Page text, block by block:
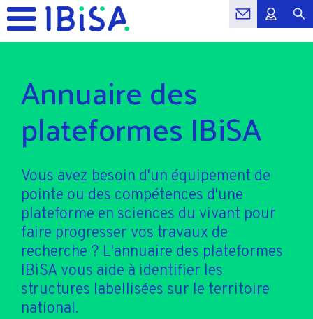
Annuaire des
plateformes IBiSA
Vous avez besoin d'un équipement de
pointe ou des compétences d'une
plateforme en sciences du vivant pour
faire progresser vos travaux de
recherche ? L'annuaire des plateformes
IBiSA vous aide à identifier les
structures labellisées sur le territoire
national.